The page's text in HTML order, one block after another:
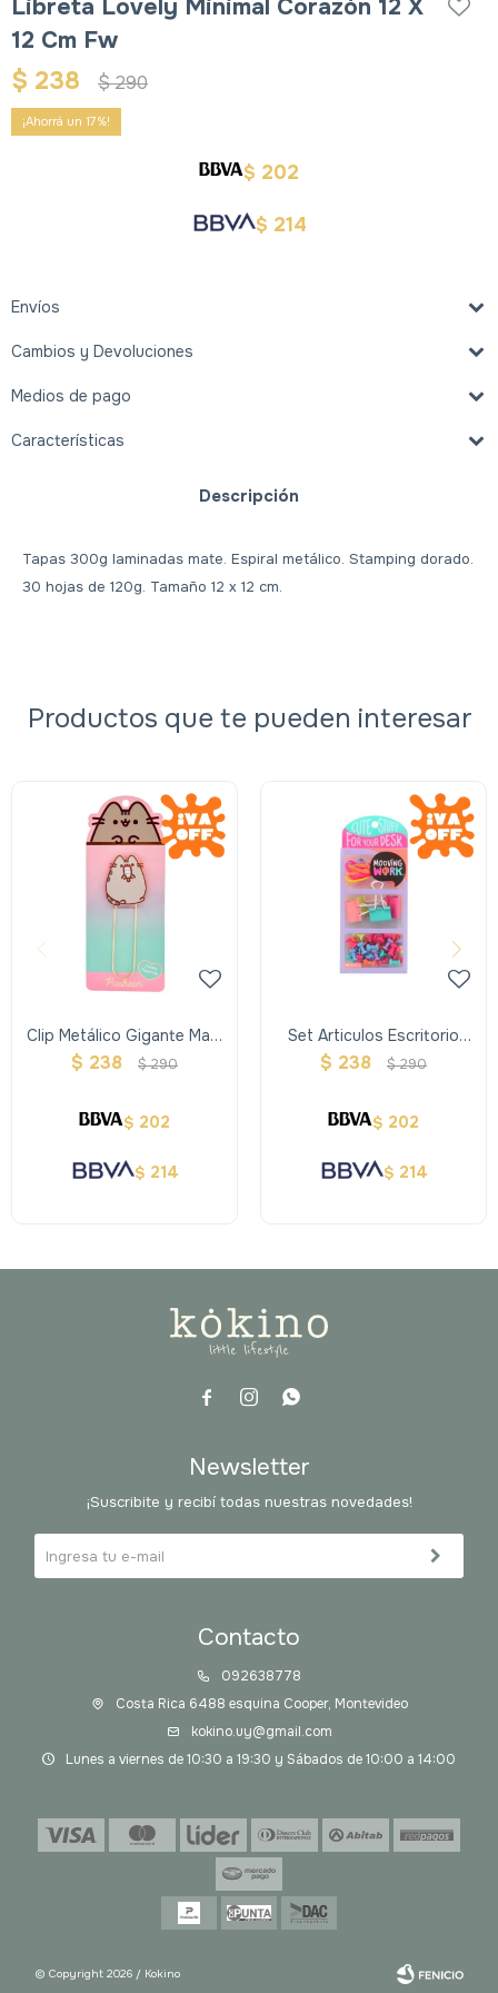
Libreta Lovely Minimal Corazón 12 X
12 Cm Fw
$ 238 $290
17
$ 202
$ 214
Envíos
Cambios y Devoluciones
Medios de pago
Características
Descripción
Tapas 300g laminadas mate. Espiral metálico. Stamping dorado.
30 hojas de 120g. Tamaño 12 x 12 cm.
Productos que te pueden interesar
Clip Metálico Gigante Maw
Mooving Pusheen
$ 238 $290
$ 202
$ 214
Set Articulos Escritorio
Mooving
$ 238 $290
$ 202
$ 214
  
Contacto
092638778
Costa Rica 6488 esquina Cooper, Montevideo
kokino.uy@gmail.com
Lunes a viernes de 10:30 a 19:30 y Sábados de 10:00 a 14:00
Newsletter
¡Suscribite y recibí todas nuestras novedades!
© Copyright 2026 / Kokino